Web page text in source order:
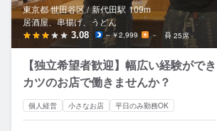
東京都 世田谷区 / 新代田駅 109m
居酒屋、串揚げ、うどん
3.08 ～￥2,999 － 25席
【独立希望者歓迎】幅広い経験がで
カツのお店で働きませんか？
個人経営 小さなお店 平日のみ勤務OK